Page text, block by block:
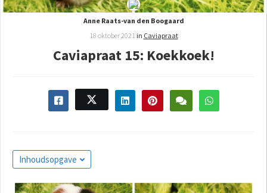
Anne Raats-van den Boogaard
18 oktober 2021 in Caviapraat
Caviapraat 15: Koekkoek!
Inhoudsopgave